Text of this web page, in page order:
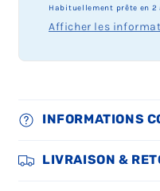
Habituellement prête en 2
Afficher les
INFORMATIONS
LIVRAISON &